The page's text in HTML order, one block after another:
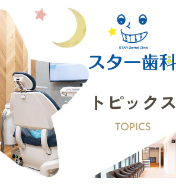
トピックス
TOPICS